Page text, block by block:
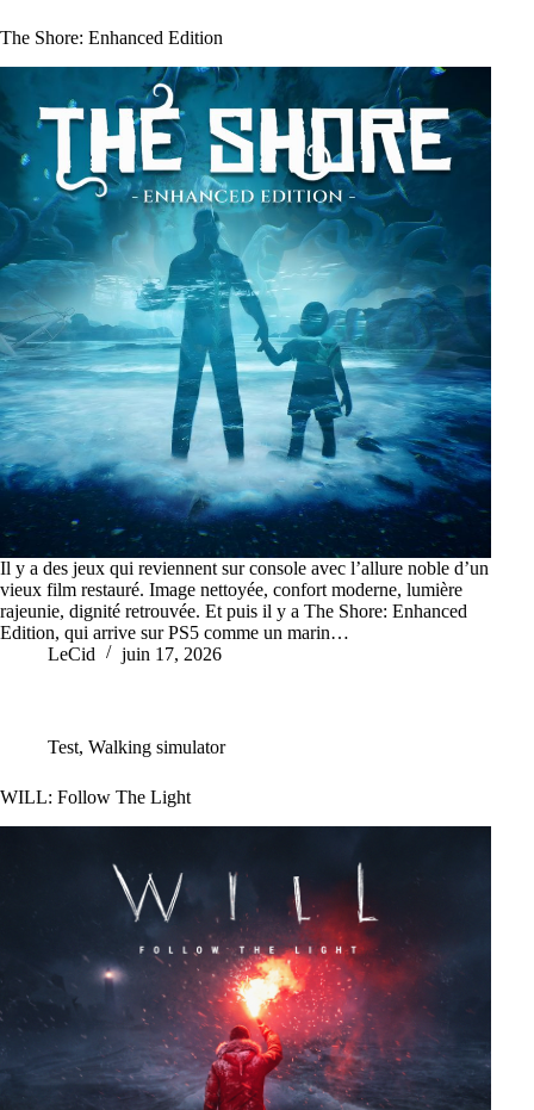
The Shore: Enhanced Edition
Il y a des jeux qui reviennent sur console avec l’allure noble d’un
vieux film restauré. Image nettoyée, confort moderne, lumière
rajeunie, dignité retrouvée. Et puis il y a The Shore: Enhanced
Edition, qui arrive sur PS5 comme un marin…
LeCid
juin 17, 2026
Test, Walking simulator
WILL: Follow The Light